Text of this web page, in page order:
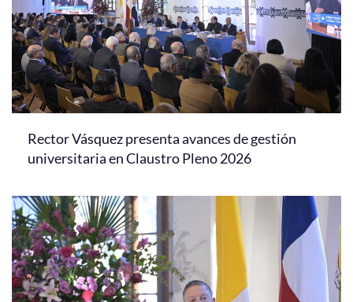
Rector Vásquez presenta avances de gestión
universitaria en Claustro Pleno 2026